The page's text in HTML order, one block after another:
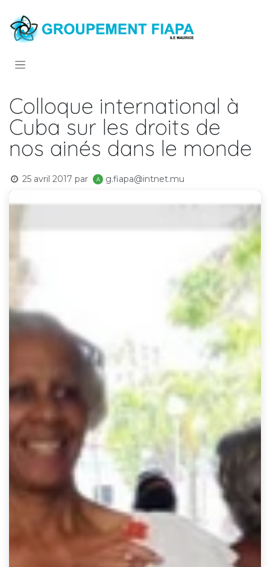
Colloque international à
Cuba sur les droits de
nos ainés dans le monde
25 avril 2017 par g.fiapa@intnet.mu